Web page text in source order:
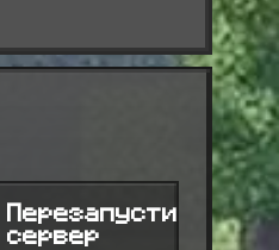
Перезапусти
сервер